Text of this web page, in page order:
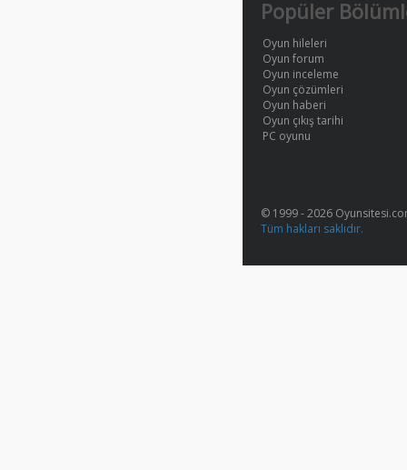
Popüler
Oyun hileleri
Oyun forum
Oyun inceleme
Oyun çözümleri
Oyun haberi
Oyun çıkış tarihi
PC oyunu
© 1999 - 2026
Tüm hakları saklıdır.